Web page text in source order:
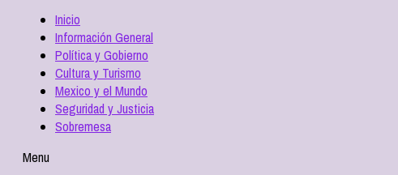
Inicio
Información General
Política y Gobierno
Cultura y Turismo
Mexico y el Mundo
Seguridad y Justicia
Sobremesa
Menu